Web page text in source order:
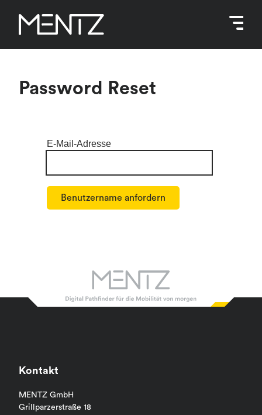
Inhalt
springen
Password Reset
E-Mail-Adresse
Kontakt
MENTZ GmbH
Grillparzerstraße 18